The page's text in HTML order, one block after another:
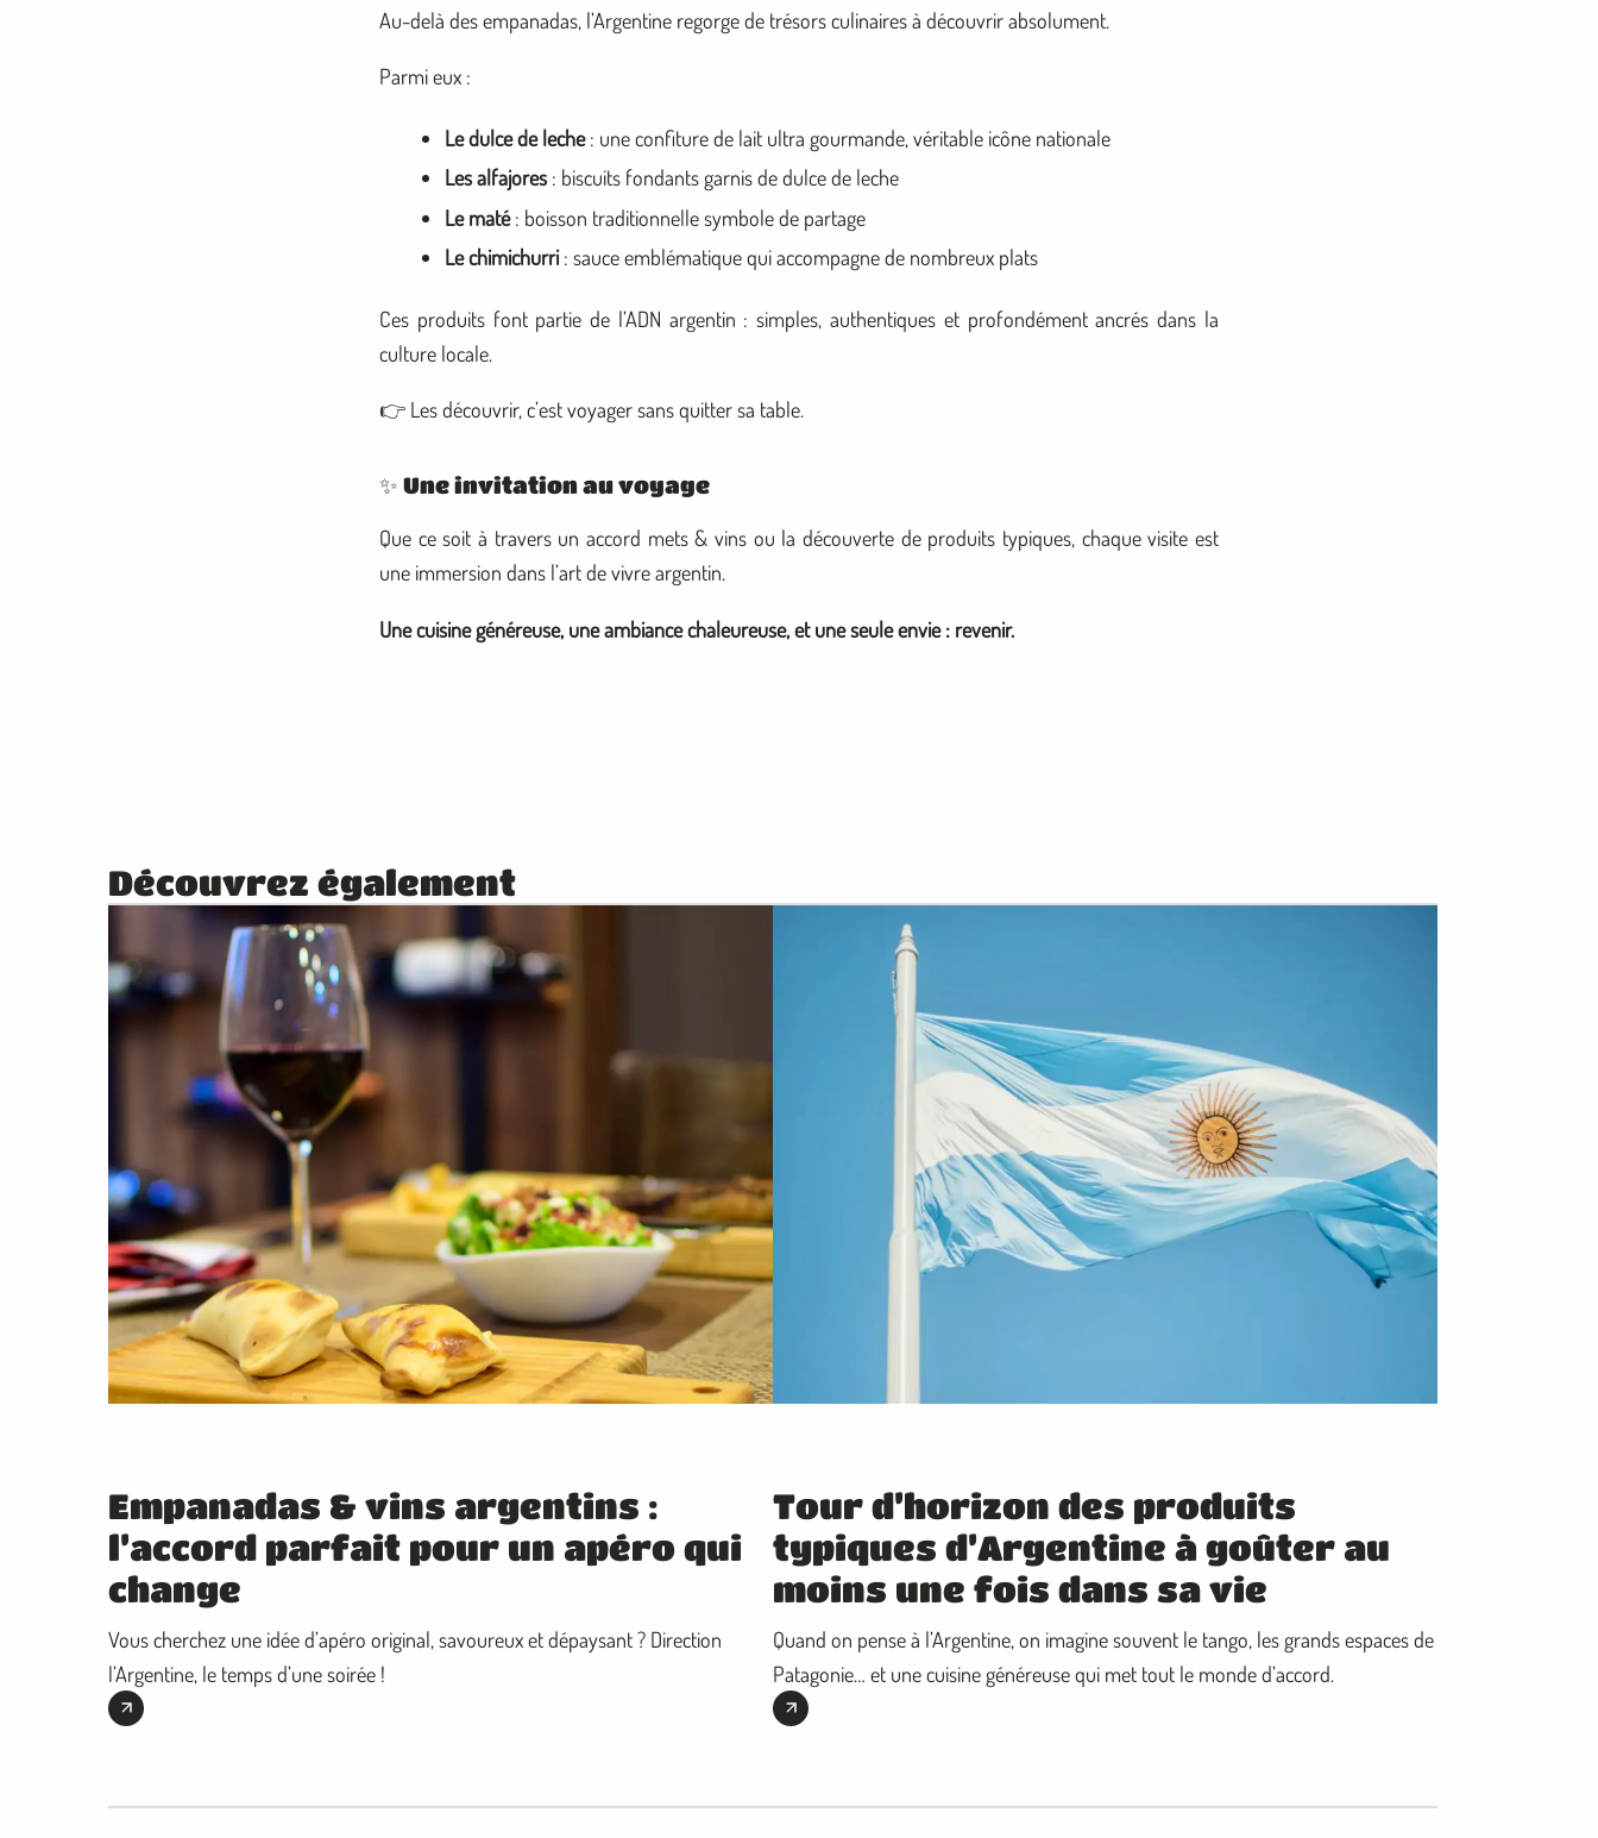
Au-delà des empanadas, l’Argentine regorge de trésors culinaires à découvrir absolument.
Parmi eux :
Le dulce de leche: une confiture de lait ultra gourmande, véritable icône nationale
Les alfajores: biscuits fondants garnis de dulce de leche
Le maté: boisson traditionnelle symbole de partage
Le chimichurri: sauce emblématique qui accompagne de nombreux plats
Ces produits font partie de l’ADN argentin : simples, authentiques et profondément ancrés dans la
culture locale.
👉 Les découvrir, c’est voyager sans quitter sa table.
✨ Une invitation au voyage
Que ce soit à travers un accord mets & vins ou la découverte de produits typiques, chaque visite est
une immersion dans l’art de vivre argentin.
Une cuisine généreuse, une ambiance chaleureuse, et une seule envie : revenir.
Découvrez également
Empanadas & vins argentins :
l’accord parfait pour un apéro qui
change
Vous cherchez une idée d’apéro original, savoureux et dépaysant ? Direction
l’Argentine, le temps d’une soirée !
Tour d’horizon des produits
typiques d’Argentine à goûter au
moins une fois dans sa vie
Quand on pense à l’Argentine, on imagine souvent le tango, les grands espaces de
Patagonie… et une cuisine généreuse qui met tout le monde d’accord.